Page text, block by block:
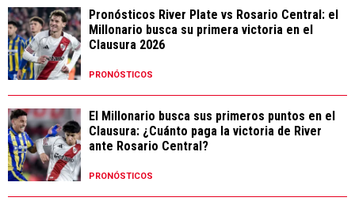
Pronósticos River Plate vs Rosario Central: el
Millonario busca su primera victoria en el
Clausura 2026
PRONÓSTICOS
El Millonario busca sus primeros puntos en el
Clausura: ¿Cuánto paga la victoria de River
ante Rosario Central?
PRONÓSTICOS